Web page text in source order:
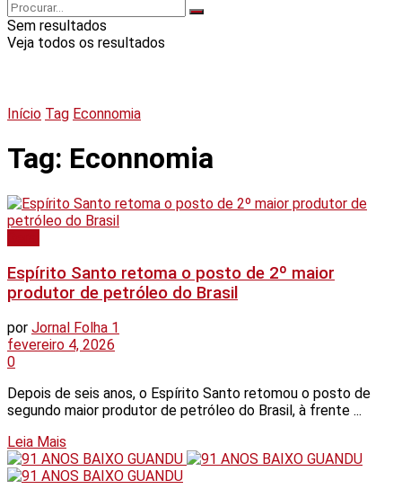
Sem resultados
Veja todos os resultados
Início Tag Econnomia
Tag: Econnomia
Espírito Santo retoma o posto de 2º maior
produtor de petróleo do Brasil
por Jornal Folha 1
fevereiro 4, 2026
0
Depois de seis anos, o Espírito Santo retomou o posto de
segundo maior produtor de petróleo do Brasil, à frente ...
Leia Mais